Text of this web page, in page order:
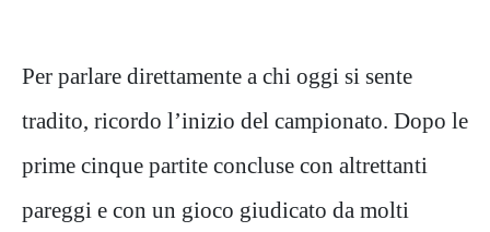
Per parlare direttamente a chi oggi si sente
tradito, ricordo l’inizio del campionato. Dopo le
prime cinque partite concluse con altrettanti
pareggi e con un gioco giudicato da molti